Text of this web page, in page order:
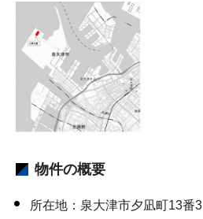
物件の概要
所在地：泉大津市夕凪町13番3